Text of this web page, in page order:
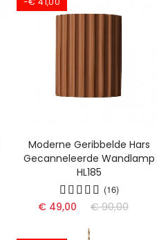
Moderne Geribbelde Hars
Gecanneleerde Wandlamp
HL185
(16)
€ 49,00 € 90,00